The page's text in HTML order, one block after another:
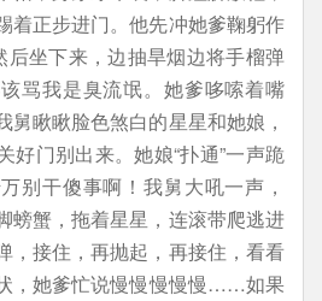
着正步进门。他先冲她爹鞠躬作
后坐下来，边抽旱烟边将手榴弹
骂我是臭流氓。她爹哆嗦着嘴
舅瞅瞅脸色煞白的星星和她娘，
好门别出来。她娘“扑通”一声跪
别干傻事啊！我舅大吼一声，
螃蟹，拖着星星，连滚带爬逃进
，接住，再抛起，再接住，看看
，她爹忙说慢慢慢慢慢……如果